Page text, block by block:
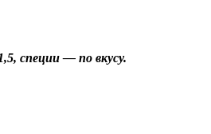
специи — по вкусу.